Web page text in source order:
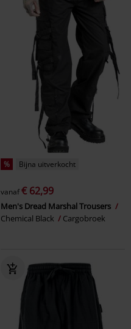
% Bijna uitverkocht
vanaf€ 62,99
Men's Dread Marshal Trousers
Chemical Black
Cargobroek